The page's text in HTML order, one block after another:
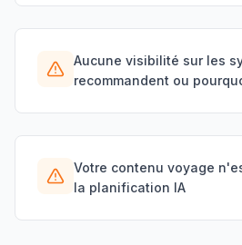
Aucune visibilité sur les
recommandent ou
Votre contenu voyage
la planification IA